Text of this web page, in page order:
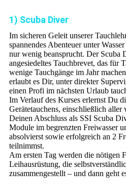
1) Scuba Diver
Im sicheren Geleit unserer
spannendes Abenteuer unter
nur wenig beansprucht. Der Scuba
angesiedeltes Tauchbrevet, das für
wenige Tauchgänge im Jahr
erlaubt es Dir, unter direkter
einen Profi im nächsten Urlaub
Im Verlauf des Kurses erlernst Du
Gerätetauchens, einschließlich
Deinen Abschluss als SSI Scuba
Module im begrenzten Freiwasser
absolvierst sowie erfolgreich an 2
teilnimmst.
Am ersten Tag werden die nötigen
Leihausrüstung, die
zusammengestellt – und dann geht